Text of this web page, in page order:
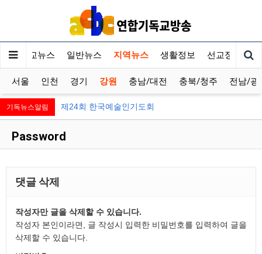
기독교뉴스 일반뉴스 지역뉴스 생활정보 선교정보
서울 인천 경기 강원 충남/대전 충북/청주 전남/광
기독뉴스알림 제24회 한국예술인기도회
Password
댓글 삭제
작성자만 글을 삭제할 수 있습니다.
작성자 본인이라면, 글 작성시 입력한 비밀번호를 입력하여 글을
삭제할 수 있습니다.